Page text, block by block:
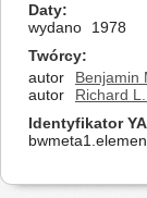
Daty
wydano
1978
Twórcy
autor
Benjamin
autor
Richard
Identyfikator